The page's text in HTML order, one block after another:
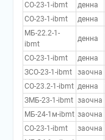
СО-23-1-ibmt
денна
СО-23-1-ibmt
денна
МБ-22.2-1-
ibmt
денна
СО-23-1-ibmt денна
ЗСО-23-1-ibmt
заочна
СО-23.2-1-ibmt денна
ЗМБ-23-1-ibmt заочна
МБ-24-1м-ibmt заочна
СО-23-1-ibmt
заочна